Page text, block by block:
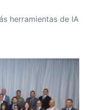
herramientas de IA